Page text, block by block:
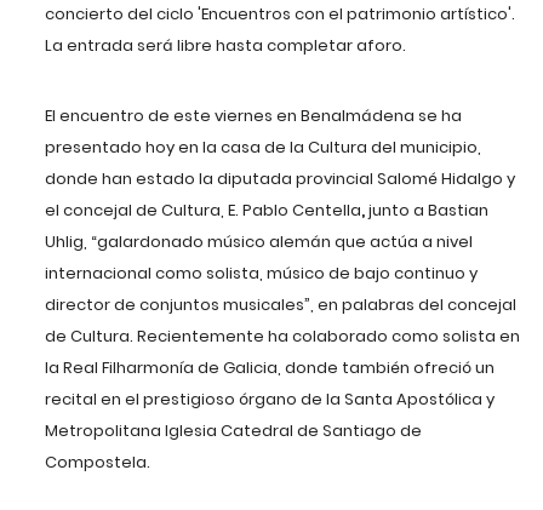
concierto del ciclo'Encuentros con el patrimonio artístico'.
La entrada será libre hasta completar aforo.
El encuentro de este viernes en Benalmádena se ha
presentado hoy en la casa de la Cultura del municipio,
donde han estado la diputada provincial Salomé Hidalgo y
el concejal de Cultura, E. Pablo Centella,junto a Bastian
Uhlig, “galardonado músico alemán que actúa a nivel
internacional como solista, músico de bajo continuo y
director de conjuntos musicales”, en palabras del concejal
de Cultura. Recientemente ha colaborado como solista en
la Real Filharmonía de Galicia, donde también ofreció un
recital en el prestigioso órgano de la Santa Apostólica y
Metropolitana Iglesia Catedral de Santiago de
Compostela.